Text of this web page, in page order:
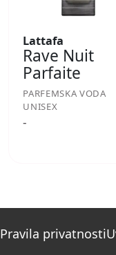
Lattafa
Rave Nuit
Parfaite
PARFEMSKA VODA
UNISEX
-
Pravila privatnosti